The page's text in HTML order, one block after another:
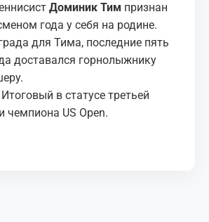
Доминик Тим признан
года у себя на родине.
для Тима, последние пять
доставался горнолыжнику
в статусе третьей
чемпиона US Open.